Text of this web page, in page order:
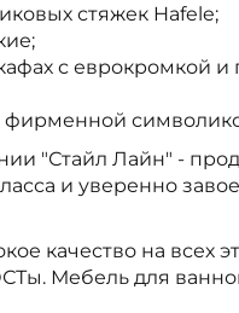
стяжек Hafele;
с еврокромкой
фирменной
"Стайл Лайн" -
и уверенно
качество на всех
Мебель для